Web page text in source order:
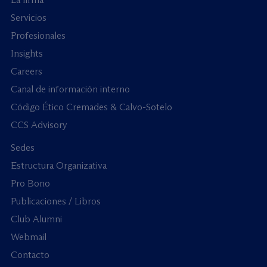
Servicios
Profesionales
Insights
Careers
Canal de información interno
Código Ético Cremades & Calvo-Sotelo
CCS Advisory
Sedes
Estructura Organizativa
Pro Bono
Publicaciones / Libros
Club Alumni
Webmail
Contacto